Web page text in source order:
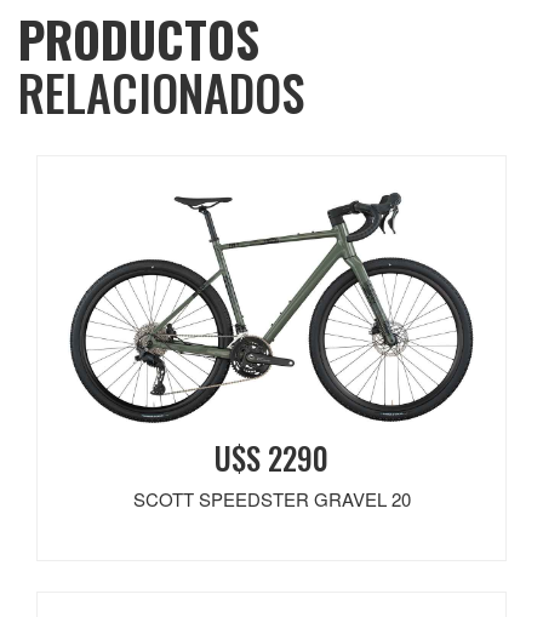
PRODUCTOS
RELACIONADOS
U$S 2290
SCOTT SPEEDSTER GRAVEL 20